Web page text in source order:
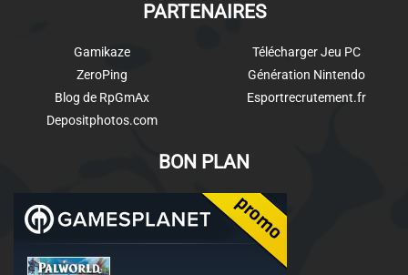
PARTENAIRES
Gamikaze
ZeroPing
Blog de RpGmAx
Depositphotos.com
Télécharger Jeu PC
Génération Nintendo
Esportrecrutement.fr
BON PLAN